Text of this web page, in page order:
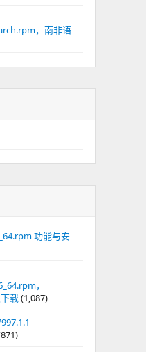
，南非语
功能与安
，
载(1,087)